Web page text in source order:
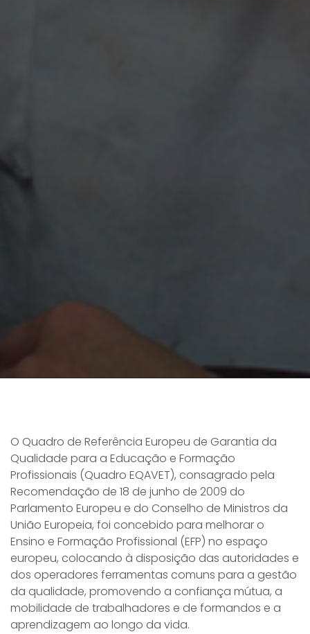
O Quadro de Referência Europeu de Garantia da
Qualidade para a Educação e Formação
Profissionais (Quadro EQAVET), consagrado pela
Recomendação de 18 de junho de 2009 do
Parlamento Europeu e do Conselho de Ministros da
União Europeia, foi concebido para melhorar o
Ensino e Formação Profissional (EFP) no espaço
europeu, colocando à disposição das autoridades e
dos operadores ferramentas comuns para a gestão
da qualidade, promovendo a confiança mútua, a
mobilidade de trabalhadores e de formandos e a
aprendizagem ao longo da vida.